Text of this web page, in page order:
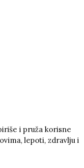
i pruža korisne
lepoti, zdravlju i